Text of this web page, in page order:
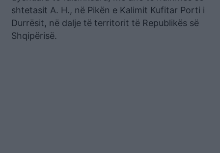
shtetasit A. H., në Pikën e Kalimit Kufitar Porti i
Durrësit, në dalje të territorit të Republikës së
Shqipërisë.